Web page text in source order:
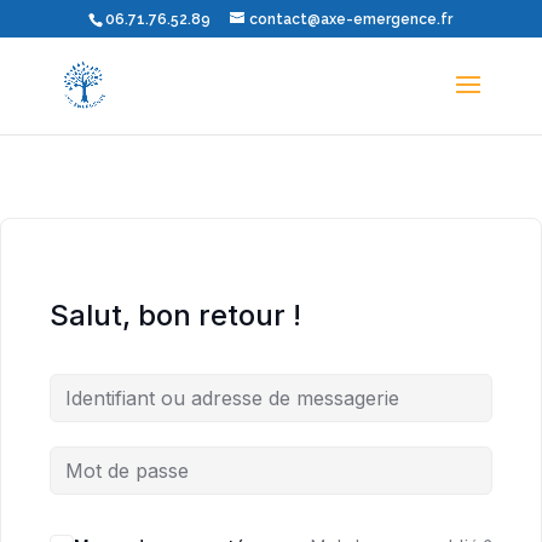
06.71.76.52.89 contact@axe-emergence.fr
Salut, bon retour !